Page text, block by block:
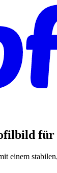
für
einem